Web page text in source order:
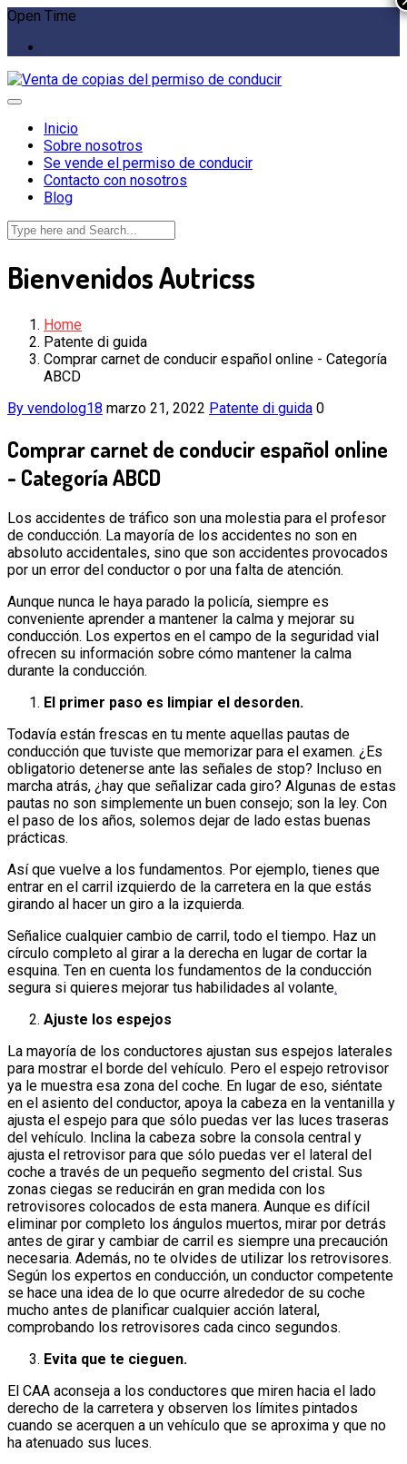
Open Time
Inicio
Sobre nosotros
Se vende el permiso de conducir
Contacto con nosotros
Blog
Bienvenidos Autricss
Home
Patente di guida
Comprar carnet de conducir español online - Categoría
ABCD
By vendolog18 marzo 21, 2022 Patente di guida 0
Comprar carnet de conducir español online
- Categoría ABCD
Los accidentes de tráfico son una molestia para el profesor
de conducción. La mayoría de los accidentes no son en
absoluto accidentales, sino que son accidentes provocados
por un error del conductor o por una falta de atención.
Aunque nunca le haya parado la policía, siempre es
conveniente aprender a mantener la calma y mejorar su
conducción. Los expertos en el campo de la seguridad vial
ofrecen su información sobre cómo mantener la calma
durante la conducción.
El primer paso es limpiar el desorden.
Todavía están frescas en tu mente aquellas pautas de
conducción que tuviste que memorizar para el examen. ¿Es
obligatorio detenerse ante las señales de stop? Incluso en
marcha atrás, ¿hay que señalizar cada giro? Algunas de estas
pautas no son simplemente un buen consejo; son la ley. Con
el paso de los años, solemos dejar de lado estas buenas
prácticas.
Así que vuelve a los fundamentos. Por ejemplo, tienes que
entrar en el carril izquierdo de la carretera en la que estás
girando al hacer un giro a la izquierda.
Señalice cualquier cambio de carril, todo el tiempo. Haz un
círculo completo al girar a la derecha en lugar de cortar la
esquina. Ten en cuenta los fundamentos de la conducción
segura si quieres mejorar tus habilidades al volante.
Ajuste los espejos
La mayoría de los conductores ajustan sus espejos laterales
para mostrar el borde del vehículo. Pero el espejo retrovisor
ya le muestra esa zona del coche. En lugar de eso, siéntate
en el asiento del conductor, apoya la cabeza en la ventanilla y
ajusta el espejo para que sólo puedas ver las luces traseras
del vehículo. Inclina la cabeza sobre la consola central y
ajusta el retrovisor para que sólo puedas ver el lateral del
coche a través de un pequeño segmento del cristal. Sus
zonas ciegas se reducirán en gran medida con los
retrovisores colocados de esta manera. Aunque es difícil
eliminar por completo los ángulos muertos, mirar por detrás
antes de girar y cambiar de carril es siempre una precaución
necesaria. Además, no te olvides de utilizar los retrovisores.
Según los expertos en conducción, un conductor competente
se hace una idea de lo que ocurre alrededor de su coche
mucho antes de planificar cualquier acción lateral,
comprobando los retrovisores cada cinco segundos.
Evita que te cieguen.
El CAA aconseja a los conductores que miren hacia el lado
derecho de la carretera y observen los límites pintados
cuando se acerquen a un vehículo que se aproxima y que no
ha atenuado sus luces.